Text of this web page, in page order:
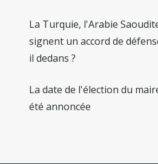
La Turquie, l'Arabie
signent un accord de
il dedans ?
La date de l'élection du
été annoncée